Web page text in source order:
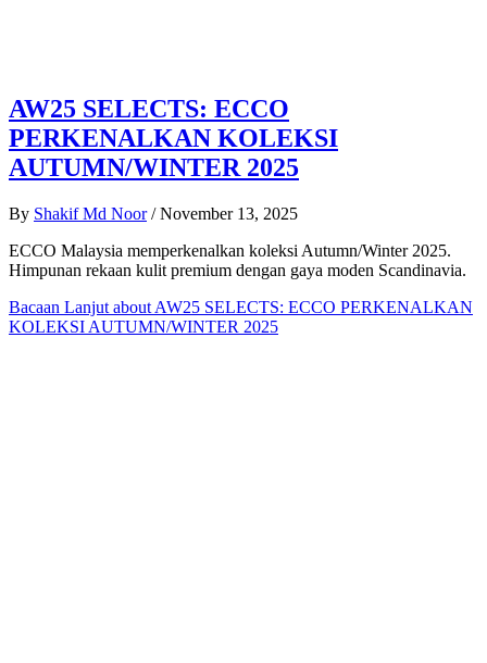
AW25 SELECTS: ECCO
PERKENALKAN KOLEKSI
AUTUMN/WINTER 2025
By Shakif Md Noor / November 13, 2025
ECCO Malaysia memperkenalkan koleksi Autumn/Winter 2025.
Himpunan rekaan kulit premium dengan gaya moden Scandinavia.
Bacaan Lanjut about AW25 SELECTS: ECCO PERKENALKAN
KOLEKSI AUTUMN/WINTER 2025